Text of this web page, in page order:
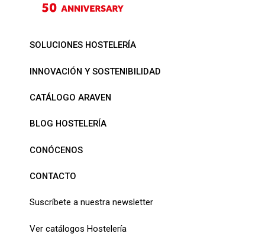
SOLUCIONES HOSTELERÍA
INNOVACIÓN Y SOSTENIBILIDAD
CATÁLOGO ARAVEN
BLOG HOSTELERÍA
CONÓCENOS
CONTACTO
Suscríbete a nuestra newsletter
Ver catálogos Hostelería